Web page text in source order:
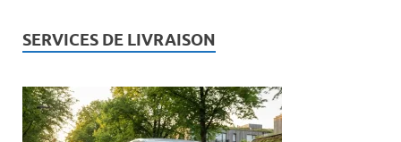
SERVICES DE LIVRAISON